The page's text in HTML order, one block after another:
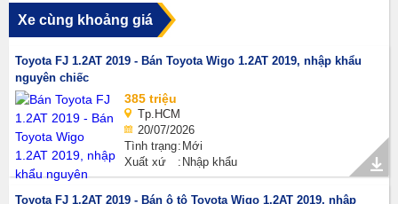
Xe cùng khoảng giá
Toyota FJ 1.2AT 2019 - Bán Toyota Wigo 1.2AT 2019, nhập khẩu
nguyên chiếc
385 triệu
Tp.HCM
20/07/2026
Tình trạng Mới
Xuất xứ
Nhập khẩu
Toyota FJ 1.2AT 2019 - Bán ô tô Toyota Wigo 1.2AT 2019, nhập